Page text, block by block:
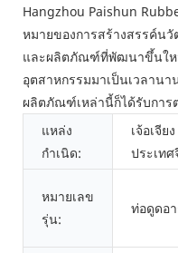
Hangzhou Paishun
หมายของการสร้างสรรค์น
และผลิตภัณฑ์ที่พัฒนาขึ้นให
อุตสาหกรรมมาเป็นเวลาน
ผลิตภัณฑ์เหล่านี้ก็ได้รับการ
แหล่ง
กำเนิด:
เจ้อเจียง
ประเท
หมายเลข
รุ่น:
ท่อดูดอ